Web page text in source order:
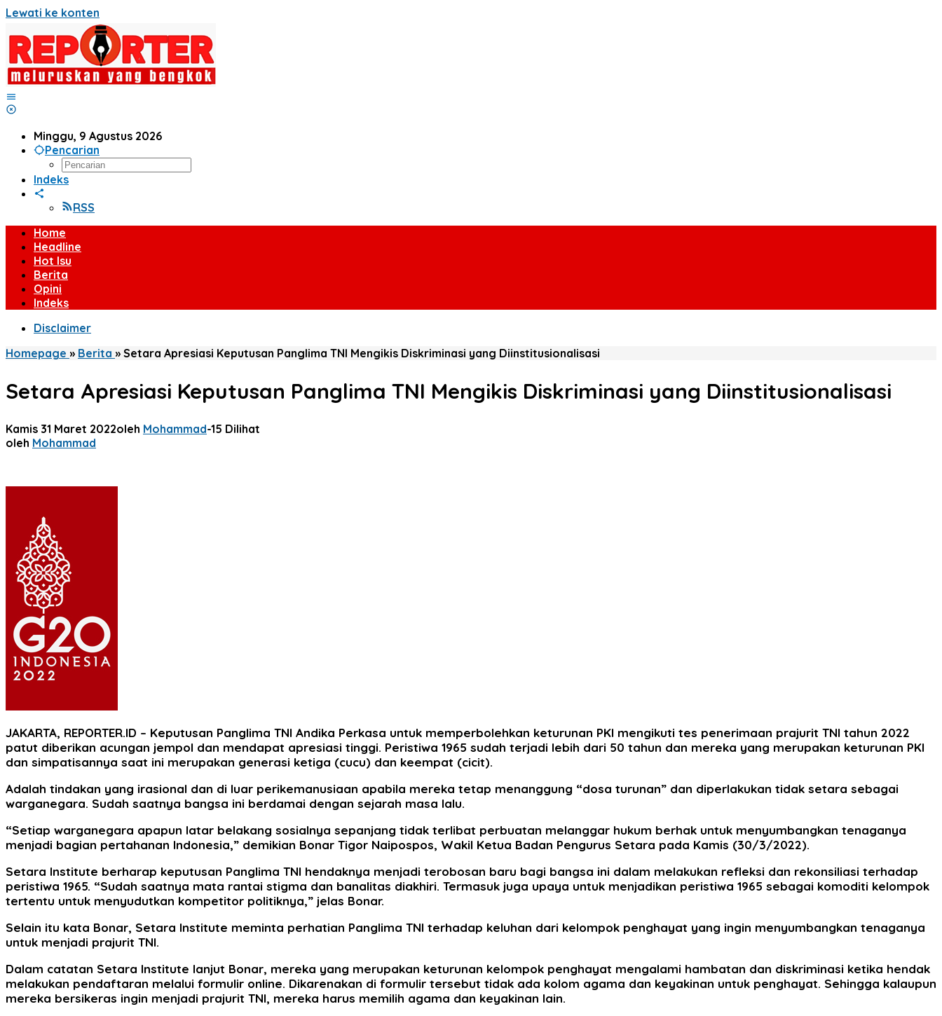
Lewati ke konten
Minggu, 9 Agustus 2026
Pencarian
Indeks
RSS
Home
Headline
Hot Isu
Berita
Opini
Indeks
Disclaimer
Homepage » Berita » Setara Apresiasi Keputusan Panglima TNI Mengikis Diskriminasi yang Diinstitusionalisasi
Setara Apresiasi Keputusan Panglima TNI Mengikis Diskriminasi yang Diinstitusionalisasi
Kamis 31 Maret 2022oleh Mohammad-15 Dilihat
oleh Mohammad
JAKARTA, REPORTER.ID – Keputusan Panglima TNI Andika Perkasa untuk memperbolehkan keturunan PKI mengikuti tes penerimaan prajurit TNI tahun 2022
patut diberikan acungan jempol dan mendapat apresiasi tinggi. Peristiwa 1965 sudah terjadi lebih dari 50 tahun dan mereka yang merupakan keturunan PKI
dan simpatisannya saat ini merupakan generasi ketiga (cucu) dan keempat (cicit).
Adalah tindakan yang irasional dan di luar perikemanusiaan apabila mereka tetap menanggung “dosa turunan” dan diperlakukan tidak setara sebagai
warganegara. Sudah saatnya bangsa ini berdamai dengan sejarah masa lalu.
“Setiap warganegara apapun latar belakang sosialnya sepanjang tidak terlibat perbuatan melanggar hukum berhak untuk menyumbangkan tenaganya
menjadi bagian pertahanan Indonesia,” demikian Bonar Tigor Naipospos, Wakil Ketua Badan Pengurus Setara pada Kamis (30/3/2022).
Setara Institute berharap keputusan Panglima TNI hendaknya menjadi terobosan baru bagi bangsa ini dalam melakukan refleksi dan rekonsiliasi terhadap
peristiwa 1965. “Sudah saatnya mata rantai stigma dan banalitas diakhiri. Termasuk juga upaya untuk menjadikan peristiwa 1965 sebagai komoditi kelompok
tertentu untuk menyudutkan kompetitor politiknya,” jelas Bonar.
Selain itu kata Bonar, Setara Institute meminta perhatian Panglima TNI terhadap keluhan dari kelompok penghayat yang ingin menyumbangkan tenaganya
untuk menjadi prajurit TNI.
Dalam catatan Setara Institute lanjut Bonar, mereka yang merupakan keturunan kelompok penghayat mengalami hambatan dan diskriminasi ketika hendak
melakukan pendaftaran melalui formulir online. Dikarenakan di formulir tersebut tidak ada kolom agama dan keyakinan untuk penghayat. Sehingga kalaupun
mereka bersikeras ingin menjadi prajurit TNI, mereka harus memilih agama dan keyakinan lain.